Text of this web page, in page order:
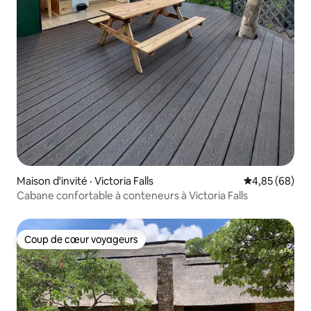
Maison d'invité · Victoria Falls Note
4,85 (68)
Cabane confortable à conteneurs à Victoria Falls
Coup de cœur voyageurs
Coup de cœur voyageurs